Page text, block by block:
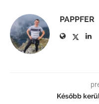
PAPPFER
Később